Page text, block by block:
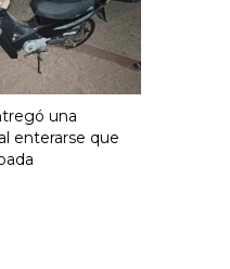
una
enterarse que